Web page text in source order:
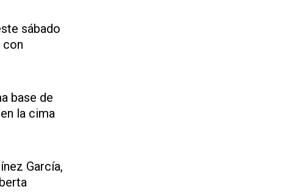
sábado
con
base de
la cima
García,